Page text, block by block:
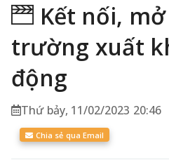
Kết nối,
trường xuất
động
Thứ bảy, 11/02/2023 20:46
Chia sẻ qua Email